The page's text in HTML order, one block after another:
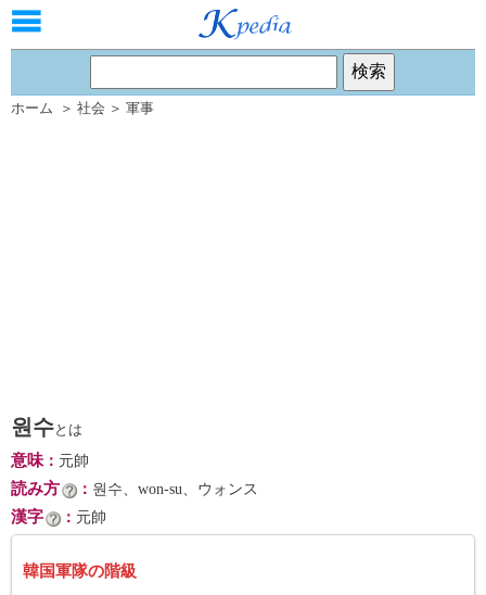
ホーム ＞ 社会 ＞ 軍事
원수とは
意味： 元帥
読み方 ： 원수、won-su、ウォンス
漢字 ： 元帥
韓国軍隊の階級